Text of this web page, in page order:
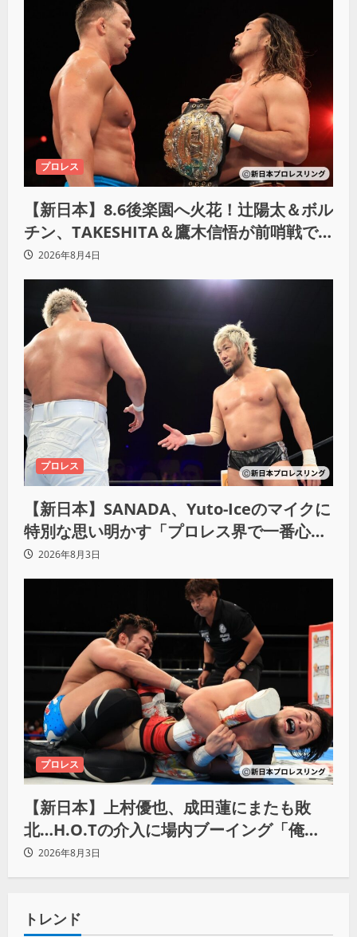
プロレス
【新日本】8.6後楽園へ火花！辻陽太＆ボル
チン、TAKESHITA＆鷹木信悟が前哨戦で
激突2026年8月4日
プロレス
【新日本】SANADA、Yuto-Iceのマイクに
特別な思い明かす「プロレス界で一番心に
響きました」
2026年8月3日
プロレス
【新日本】上村優也、成田蓮にまたも敗
北…H.O.Tの介入に場内ブーイング「俺が
闘いたい蓮じゃない！」
2026年8月3日
トレンド